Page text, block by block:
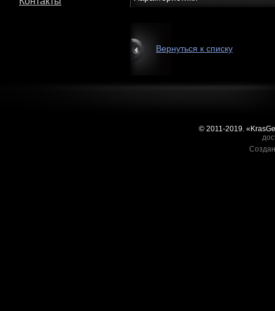
Вернуться к списку
© 2011-2019.